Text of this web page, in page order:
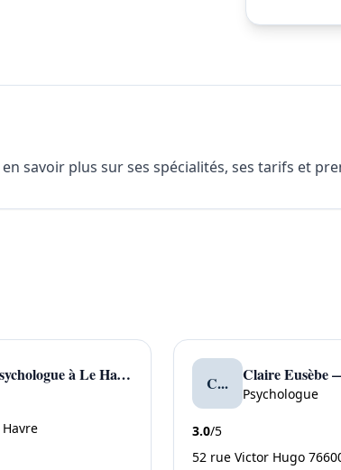
savoir plus sur ses spécialités, ses tarifs et
Margot Germond — Psychologue à Le Havre C... Claire Eusèbe
Psychologue
3.0/5
52 rue Victor Hugo